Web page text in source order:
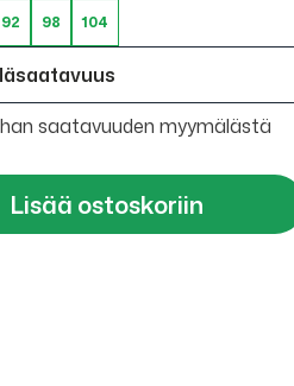
92 98 104
saatavuuden myymälästä
Lisää ostoskoriin